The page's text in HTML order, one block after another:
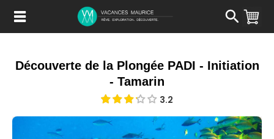
Contenu
Découverte de la Plongée PADI - Initiation
- Tamarin
3.2